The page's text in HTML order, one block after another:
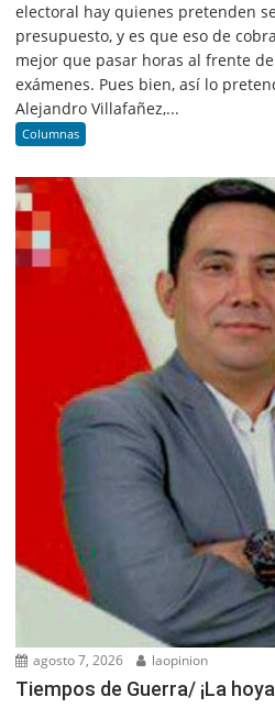
electoral hay quienes pretenden
presupuesto, y es que eso de
mejor que pasar horas al frente
exámenes. Pues bien, así lo
Alejandro Villafañez,...
Columnas
agosto 7, 2026 laopinion
Tiempos de Guerra/ ¡La